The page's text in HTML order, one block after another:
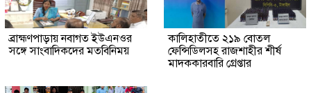
ব্রাহ্মণপাড়ায় নবাগত ইউএনওর
সঙ্গে সাংবাদিকদের মতবিনিময়
কালিহাতীতে ২১৯ বোতল
ফেন্সিডিলসহ রাজশাহীর শীর্ষ
মাদককারবারি গ্রেপ্তার